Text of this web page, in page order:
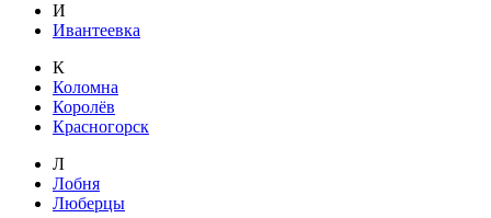
И
Ивантеевка
К
Коломна
Королёв
Красногорск
Л
Лобня
Люберцы